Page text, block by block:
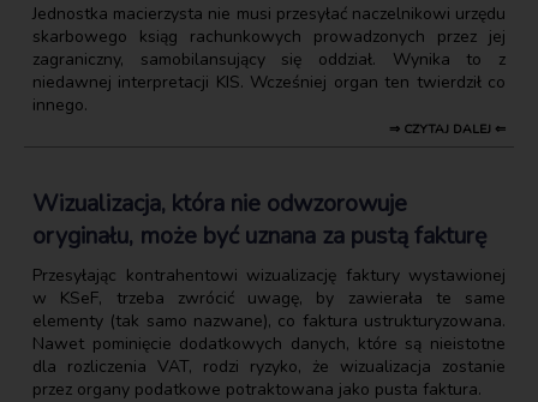
Jednostka macierzysta nie musi przesyłać naczelnikowi urzędu
skarbowego ksiąg rachunkowych prowadzonych przez jej
zagraniczny, samobilansujący się oddział. Wynika to z
niedawnej interpretacji KIS. Wcześniej organ ten twierdził co
innego.
⇒ CZYTAJ DALEJ ⇐
Wizualizacja, która nie odwzorowuje
oryginału, może być uznana za pustą fakturę
Przesyłając kontrahentowi wizualizację faktury wystawionej
w KSeF, trzeba zwrócić uwagę, by zawierała te same
elementy (tak samo nazwane), co faktura ustrukturyzowana.
Nawet pominięcie dodatkowych danych, które są nieistotne
dla rozliczenia VAT, rodzi ryzyko, że wizualizacja zostanie
przez organy podatkowe potraktowana jako pusta faktura.